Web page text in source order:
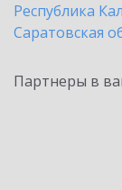
Республика
Саратовская
Партнеры в